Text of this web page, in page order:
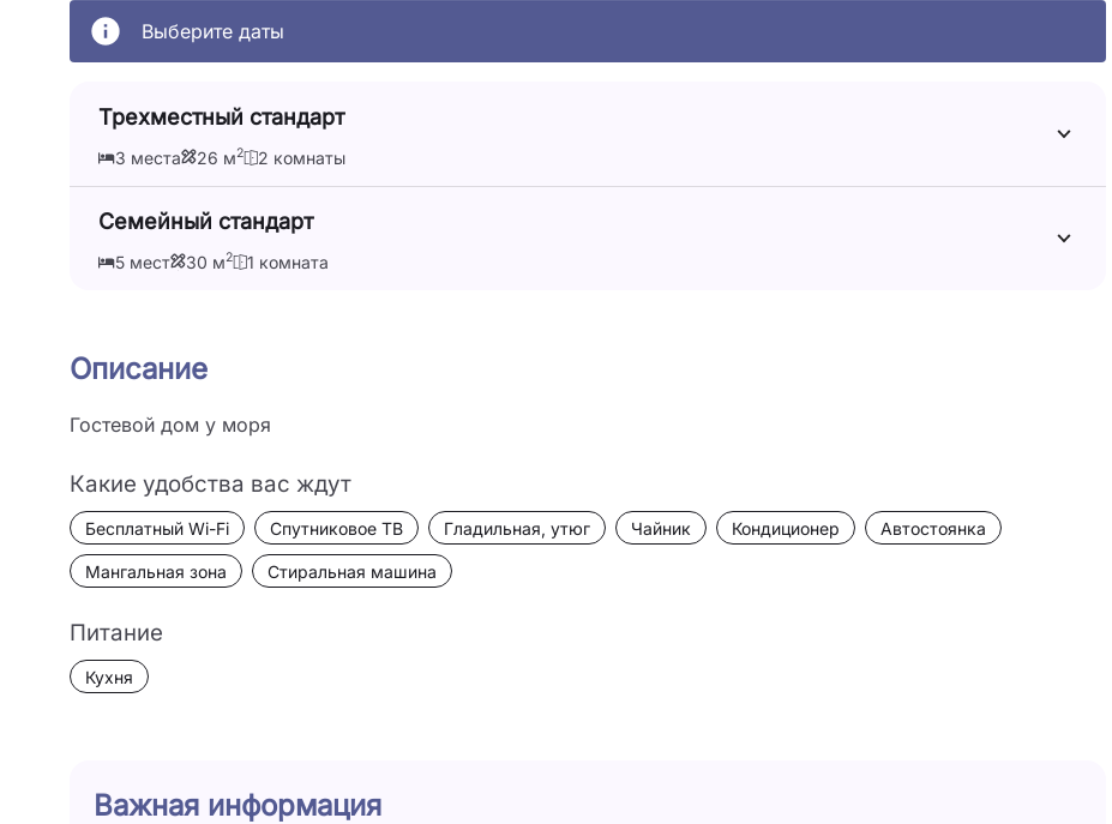
Выберите даты
Трехместный стандарт
3 места 26 м2 2 комнаты
Семейный стандарт
5 мест 30 м2 1 комната
Описание
Гостевой дом у моря
Какие удобства вас ждут
Бесплатный Wi-Fi Спутниковое ТВ Гладильная, утюг Чайник Кондиционер Автостоянка
Мангальная зона Стиральная машина
Питание
Кухня
Важная информация